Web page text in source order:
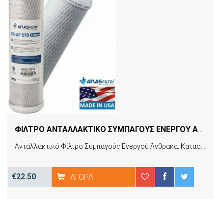
€22.50 ΑΓΟΡΆ